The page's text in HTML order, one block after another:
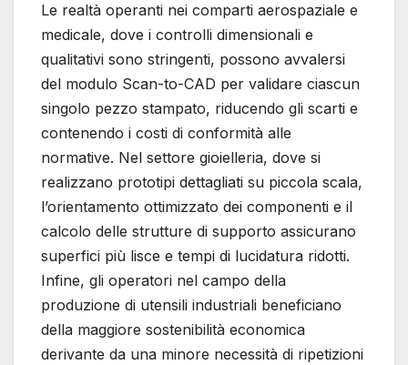
Le realtà operanti nei comparti aerospaziale e
medicale, dove i controlli dimensionali e
qualitativi sono stringenti, possono avvalersi
del modulo Scan-to-CAD per validare ciascun
singolo pezzo stampato, riducendo gli scarti e
contenendo i costi di conformità alle
normative. Nel settore gioielleria, dove si
realizzano prototipi dettagliati su piccola scala,
l’orientamento ottimizzato dei componenti e il
calcolo delle strutture di supporto assicurano
superfici più lisce e tempi di lucidatura ridotti.
Infine, gli operatori nel campo della
produzione di utensili industriali beneficiano
della maggiore sostenibilità economica
derivante da una minore necessità di ripetizioni